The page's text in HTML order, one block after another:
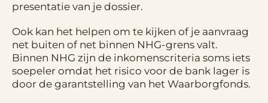
presentatie van je dossier.
Ook kan het helpen om te kijken of je aanvraag
net buiten of net binnen NHG-grens valt.
Binnen NHG zijn de inkomenscriteria soms iets
soepeler omdat het risico voor de bank lager is
door de garantstelling van het Waarborgfonds.